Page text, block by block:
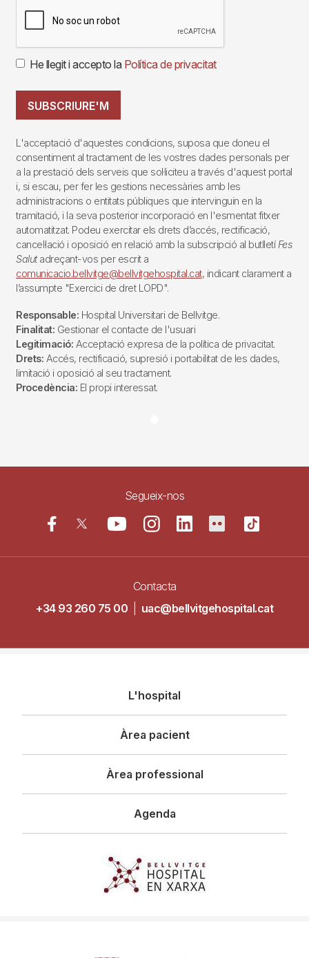
He llegit i accepto la Política de privacitat
SUBSCRIURE'M
L'acceptació d'aquestes condicions, suposa que doneu el
consentiment al tractament de les vostres dades personals per
a la prestació dels serveis que sol·liciteu a través d'aquest portal
i, si escau, per fer les gestions necessàries amb les
administracions o entitats públiques que intervinguin en la
tramitació, i la seva posterior incorporació en l'esmentat fitxer
automatitzat. Podeu exercitar els drets d’accés, rectificació,
cancel·lació i oposició en relació amb la subscripció al butlletí Fes
Salutadreçant-vos per escrit a
comunicacio.bellvitge@bellvitgehospital.cat, indicant clarament a
l’assumpte "Exercici de dret LOPD".
Responsable: Hospital Universitari de Bellvitge.
Finalitat: Gestionar el contacte de l'usuari
Legitimació: Acceptació expresa de la política de privacitat.
Drets: Accés, rectificació, supresió i portabilitat de les dades,
limitació i oposició al seu tractament.
Procedència: El propi interessat.
Segueix-nos
Contacta
+34 93 260 75 00
uac@bellvitgehospital.cat
principal
L'hospital
Àrea pacient
Àrea professional
Agenda